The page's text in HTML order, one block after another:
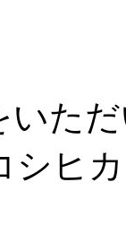
いた
シヒ